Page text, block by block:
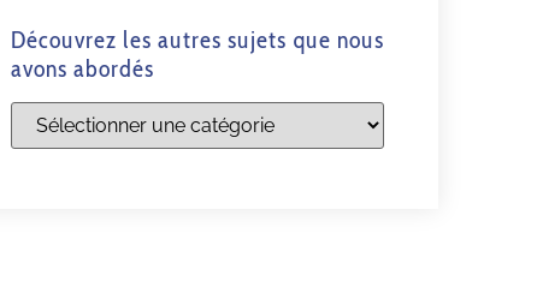
Découvrez les autres sujets que nous
avons abordés